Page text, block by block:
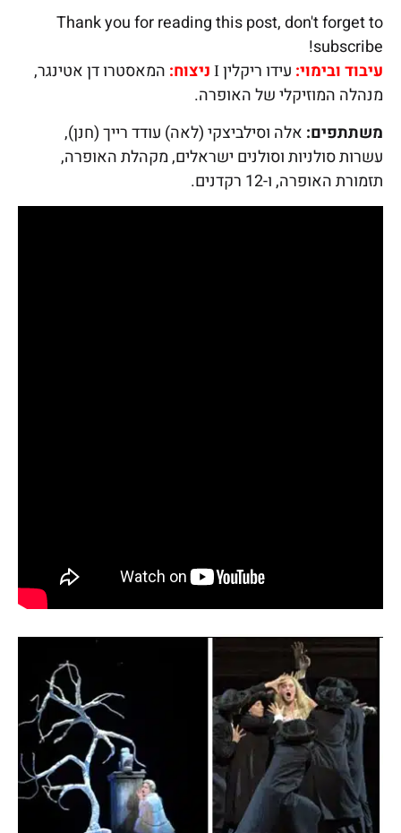
Thank you for reading this post, don't forget to
subscribe!
עיבוד ובימוי: עידו ריקלין Ι ניצוח: המאסטרו דן אטינגר,
מנהלה המוזיקלי של האופרה.
משתתפים: אלה וסילביצקי (לאה) עודד רייך (חנן),
עשרות סולניות וסולנים ישראלים, מקהלת האופרה,
תזמורת האופרה, ו-12 רקדנים.